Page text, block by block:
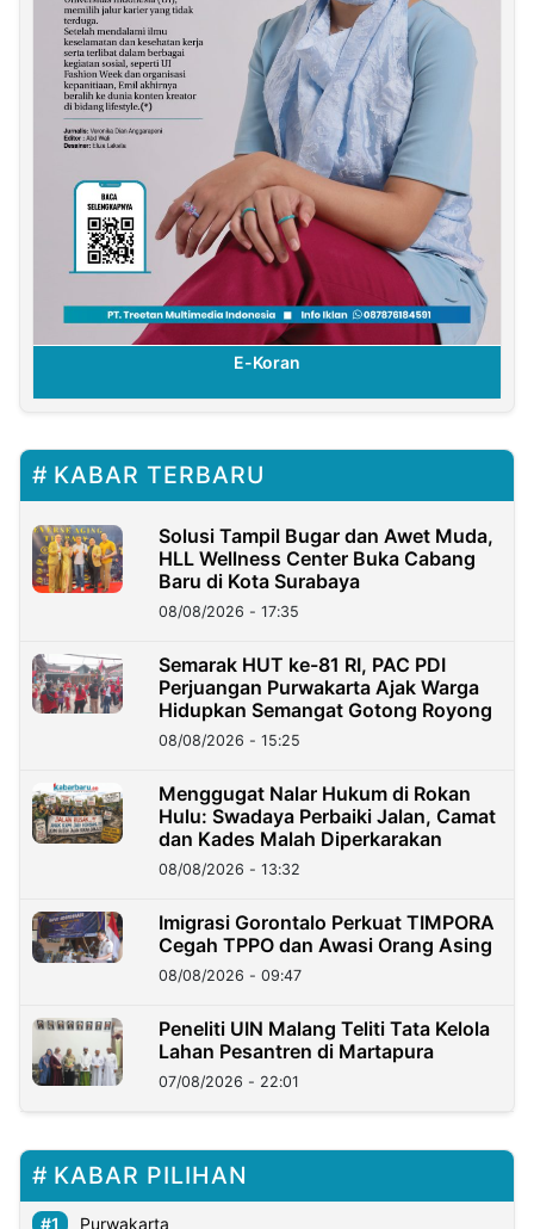
E-Koran
KABAR TERBARU
Solusi Tampil Bugar dan Awet Muda,
HLL Wellness Center Buka Cabang
Baru di Kota Surabaya
08/08/2026 - 17:35
Semarak HUT ke-81 RI, PAC PDI
Perjuangan Purwakarta Ajak Warga
Hidupkan Semangat Gotong Royong
08/08/2026 - 15:25
Menggugat Nalar Hukum di Rokan
Hulu: Swadaya Perbaiki Jalan, Camat
dan Kades Malah Diperkarakan
08/08/2026 - 13:32
Imigrasi Gorontalo Perkuat TIMPORA
Cegah TPPO dan Awasi Orang Asing
08/08/2026 - 09:47
Peneliti UIN Malang Teliti Tata Kelola
Lahan Pesantren di Martapura
07/08/2026 - 22:01
KABAR PILIHAN
Purwakarta